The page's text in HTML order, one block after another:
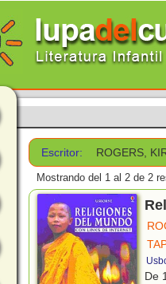
Escritor: ROGERS,
Mostrando del 1 al 2 de 2
De